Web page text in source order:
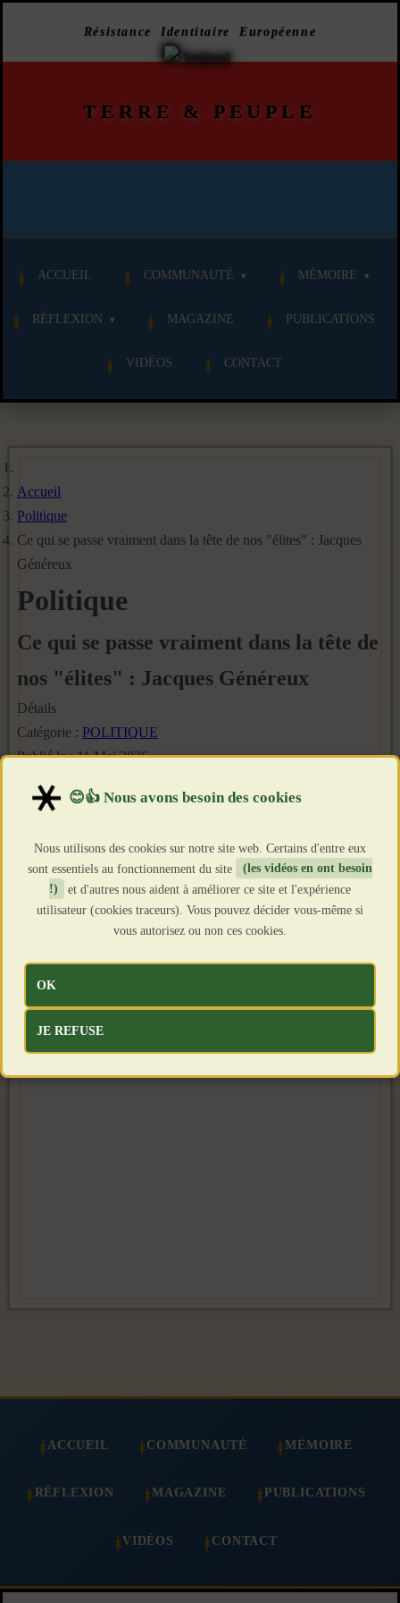
Résistance Identitaire Européenne
TERRE & PEUPLE
ACCUEIL COMMUNAUTÉ MÉMOIRE
RÉFLEXION MAGAZINE PUBLICATIONS
VIDÉOS CONTACT
Accueil
Politique
Ce qui se passe vraiment dans la tête de nos "élites" : Jacques
Généreux
Politique
Ce qui se passe vraiment dans la tête de
nos "élites" : Jacques Généreux
Détails
Catégorie : POLITIQUE
Publié le : 11 Mai 2026
Clics : 652
ACCUEIL COMMUNAUTÉ MÉMOIRE
RÉFLEXION MAGAZINE PUBLICATIONS
VIDÉOS CONTACT
Nous utilisons des cookies sur notre site web. Certains d'entre eux
sont essentiels au fonctionnement du site
(les vidéos en ont besoin
!)
et d'autres nous aident à améliorer ce site et l'expérience
utilisateur (cookies traceurs). Vous pouvez décider vous-même si
vous autorisez ou non ces cookies.
OK
JE REFUSE